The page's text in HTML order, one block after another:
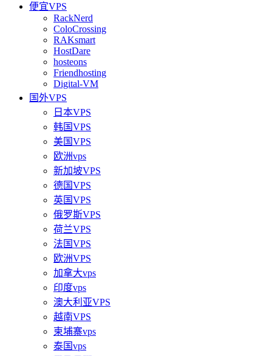
便宜VPS
RackNerd
ColoCrossing
RAKsmart
HostDare
hosteons
Friendhosting
Digital-VM
国外VPS
日本VPS
韩国VPS
美国VPS
欧洲vps
新加坡VPS
德国VPS
英国VPS
俄罗斯VPS
荷兰VPS
法国VPS
欧洲VPS
加拿大vps
印度vps
澳大利亚VPS
越南VPS
柬埔寨vps
泰国vps